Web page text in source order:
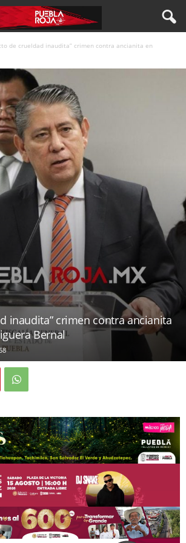
de crueldad inaudita” crimen contra ancianita en
inaudita” crimen contra ancianita
Bernal